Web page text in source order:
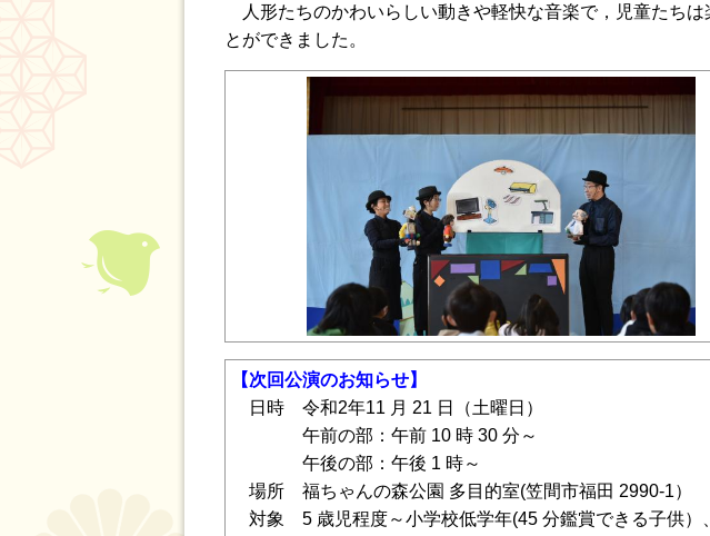
人形たちのかわいらしい動きや軽快な音楽で，児童たち
とができました。
【次回公演のお知らせ】
日時 令和2年11 月 21 日（土曜日）
午前の部：午前 10 時 30 分～
午後の部：午後 1 時～
場所 福ちゃんの森公園 多目的室(笠間市福田 2990-1）
対象 5 歳児程度～小学校低学年(45 分鑑賞できる子供）